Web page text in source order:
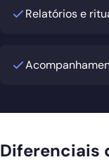
Relatórios e
Diferenciais